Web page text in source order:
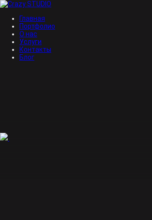
Главная
Портфолио
О нас
Услуги
Контакты
Блог